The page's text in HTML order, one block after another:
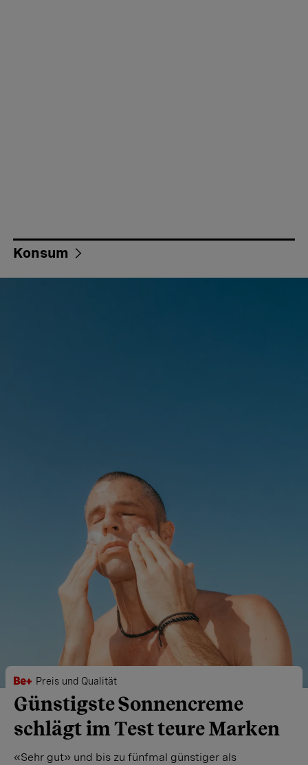
Konsum
Preis und Qualität
Günstigste Sonnencreme
schlägt im Test teure Marken
«Sehr gut» und bis zu fünfmal günstiger als